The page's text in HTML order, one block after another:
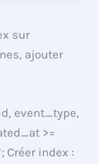
sur
ajouter
event_type,
>=
Créer index :